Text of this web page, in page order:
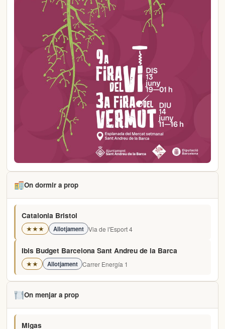
On dormir a prop
Catalonia Bristol
★★★ Allotjament Via de l'Esport 4
Ibis Budget Barcelona Sant Andreu de la Barca
★★ Allotjament Carrer Energía 1
On menjar a prop
Migas